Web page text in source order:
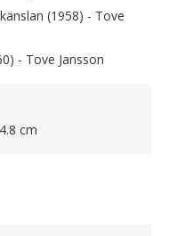
(1958) - Tove
- Tove Jansson
cm